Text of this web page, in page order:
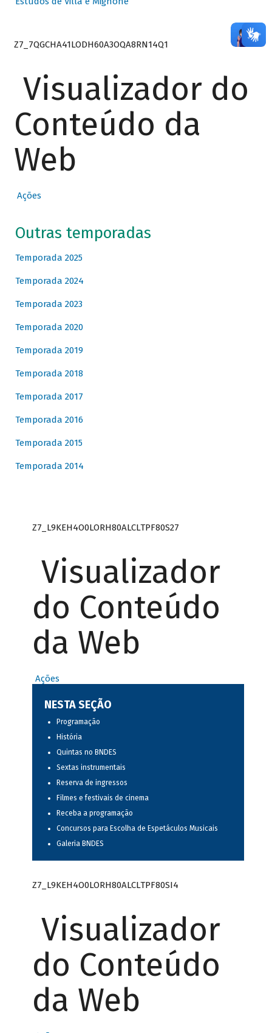
Z7_7QGCHA41LODH60A3OQA8RN14Q1
Visualizador do
Conteúdo da
Web
Ações
Outras temporadas
Temporada 2025
Temporada 2024
Temporada 2023
Temporada 2020
Temporada 2019
Temporada 2018
Temporada 2017
Temporada 2016
Temporada 2015
Temporada 2014
Z7_L9KEH4O0LORH80ALCLTPF80S27
Visualizador
do Conteúdo
da Web
Ações
NESTA SEÇÃO
Programação
História
Quintas no BNDES
Sextas instrumentais
Reserva de ingressos
Filmes e festivais de cinema
Receba a programação
Concursos para Escolha de Espetáculos Musicais
Galeria BNDES
Z7_L9KEH4O0LORH80ALCLTPF80SI4
Visualizador
do Conteúdo
da Web